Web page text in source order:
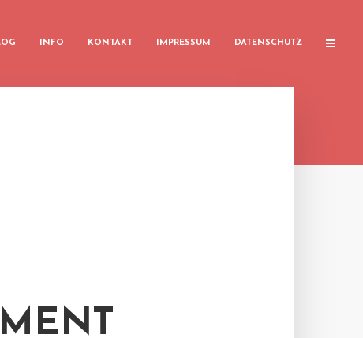
INFO KONTAKT IMPRESSUM DATENSCHUTZ